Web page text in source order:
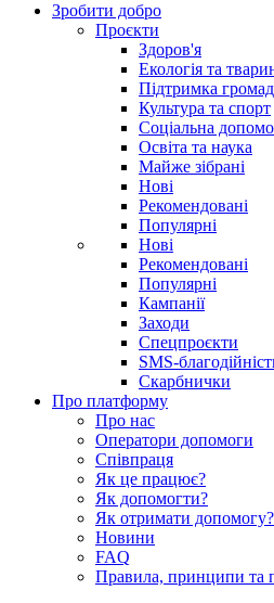
Зробити добро
Проєкти
Здоров'я
Екологія та
Підтримка
Культура та спорт
Соціальна
Освіта та наука
Майже зібрані
Нові
Рекомендовані
Популярні
Нові
Рекомендовані
Популярні
Кампанії
Заходи
Спецпроєкти
SMS-
Скарбнички
Про платформу
Про нас
Оператори допомоги
Співпраця
Як це працює?
Як допомогти?
Як отримати допомогу?
Новини
FAQ
Правила, принципи та